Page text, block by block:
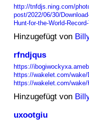
http://tnfdjs.ning.com/
post/2022/06/30/
Hunt-for-the-World-
Hinzugefügt von
rfndjqus
https://
https://wakelet.com/
https://wakelet.com/
Hinzugefügt von
uxootgiu